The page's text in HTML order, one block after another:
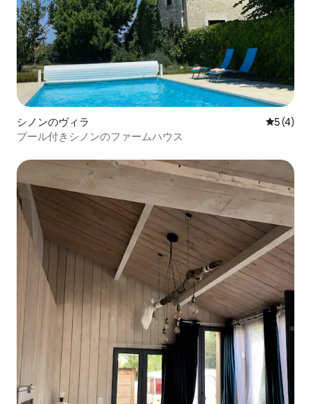
シノンのヴィラ レビュー
5 (4)
プール付きシノンのファームハウス